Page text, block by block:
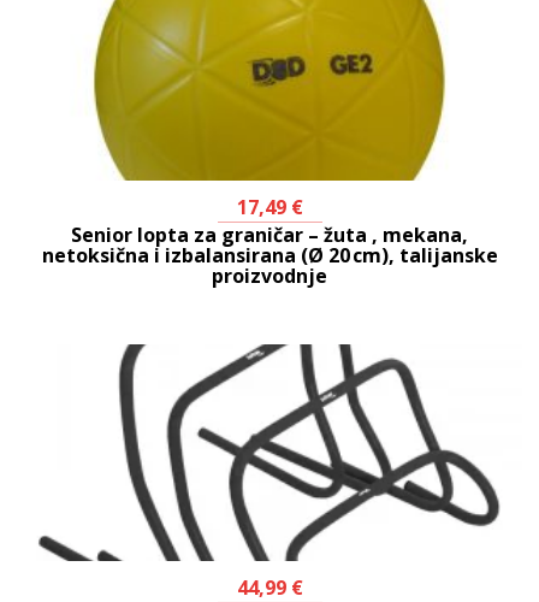
17,49 €
Senior lopta za graničar – žuta , mekana,
netoksična i izbalansirana (Ø 20 cm), talijanske
proizvodnje
44,99 €